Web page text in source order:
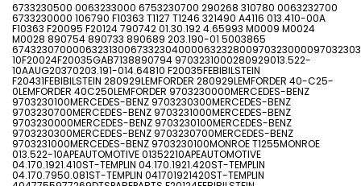
6733230500 0063233000 6753230700 290268 310780 0063232700
6733230000 106790 F10363 T1127 T1246 321490 A4116 013.410-00A
F10363 F20095 F20124 790742 01.30.192 4.65993 M0009 M0024
M0028 890754 890733 890689 203.190-01 5003865
10F20024F20035GAB7138890794 9703231000280929013.522-
10AAUG20370203.191-014.64810 F20035FEBIBILSTEIN
F20431FEBIBILSTEIN 280929LEMFORDER 280929LEMFORDER 40-C25-
0LEMFORDER 40C250LEMFORDER 9703230000MERCEDES-BENZ
9703230100MERCEDES-BENZ 9703230300MERCEDES-BENZ
9703230700MERCEDES-BENZ 9703231000MERCEDES-BENZ
9703230000MERCEDES-BENZ 9703230100MERCEDES-BENZ
9703230300MERCEDES-BENZ 9703230700MERCEDES-BENZ
9703231000MERCEDES-BENZ 9703230100MONROE T1255MONROE
013.522-10APEAUTOMOTIVE 01352210APEAUTOMOTIVE
04.170.1921.410ST-TEMPLIN 04.170.1921.420ST-TEMPLIN
04.170.7950.081ST-TEMPLIN 041701921420ST-TEMPLIN